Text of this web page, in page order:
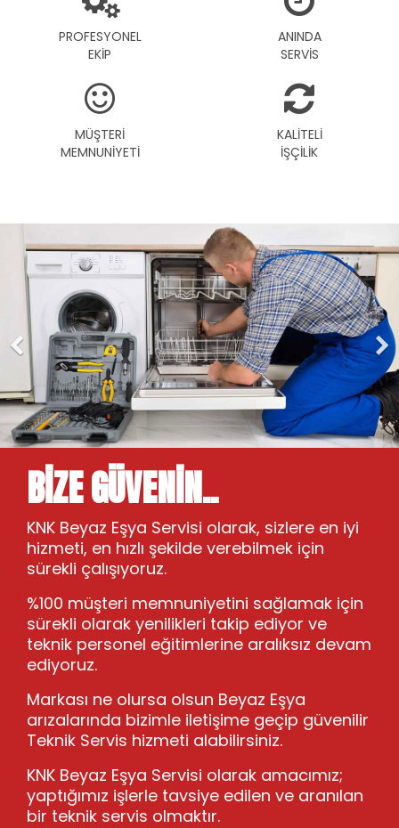
PROFESYONEL
EKİP
ANINDA
SERVİS
MÜŞTERİ
MEMNUNİYETİ
KALİTELİ
İŞÇİLİK
BİZE GÜVENİN..
KNK Beyaz Eşya Servisi olarak, sizlere en iyi
hizmeti, en hızlı şekilde verebilmek için
sürekli çalışıyoruz.
%100 müşteri memnuniyetini sağlamak için
sürekli olarak yenilikleri takip ediyor ve
teknik personel eğitimlerine aralıksız devam
ediyoruz.
Markası ne olursa olsun Beyaz Eşya
arızalarında bizimle iletişime geçip güvenilir
Teknik Servis hizmeti alabilirsiniz.
KNK Beyaz Eşya Servisi olarak amacımız;
yaptığımız işlerle tavsiye edilen ve aranılan
bir teknik servis olmaktır.